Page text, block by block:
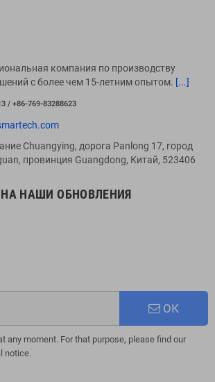
компания по производству
с более чем 15-летним опытом. [...]
/ +86-769-83288623
Chuangying, дорога Panlong 17, город
провинция Guangdong, Китай, 523406
НАШИ ОБНОВЛЕНИЯ
ОК
any moment. For that purpose, please find our
notice.